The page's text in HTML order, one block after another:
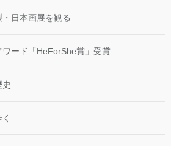
日本画展を観る
ード「HeForShe賞」受賞